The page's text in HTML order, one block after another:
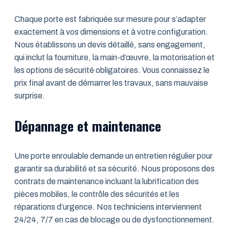
Chaque porte est fabriquée sur mesure pour s’adapter
exactement à vos dimensions et à votre configuration.
Nous établissons un devis détaillé, sans engagement,
qui inclut la fourniture, la main-d’œuvre, la motorisation et
les options de sécurité obligatoires. Vous connaissez le
prix final avant de démarrer les travaux, sans mauvaise
surprise.
Dépannage et maintenance
Une porte enroulable demande un entretien régulier pour
garantir sa durabilité et sa sécurité. Nous proposons des
contrats de maintenance incluant la lubrification des
pièces mobiles, le contrôle des sécurités et les
réparations d’urgence. Nos techniciens interviennent
24/24, 7/7 en cas de blocage ou de dysfonctionnement.